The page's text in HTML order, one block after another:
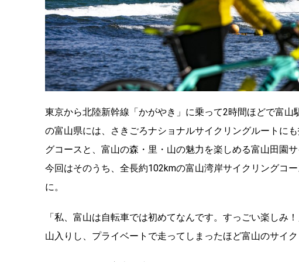
東京から北陸新幹線「かがやき」に乗って2時間ほどで富
の富山県には、さきごろナショナルサイクリングルートに
グコースと、富山の森・里・山の魅力を楽しめる富山田園
今回はそのうち、全長約102kmの富山湾岸サイクリングコ
に。
「私、富山は自転車では初めてなんです。すっごい楽しみ
山入りし、プライベートで走ってしまったほど富山のサイク